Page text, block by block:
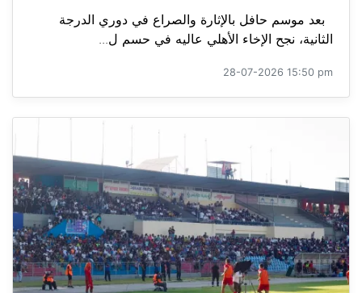
بعد موسم حافل بالإثارة والصراع في دوري الدرجة
الثانية، نجح الإخاء الأهلي عاليه في حسم ل...
28-07-2026 15:50 pm